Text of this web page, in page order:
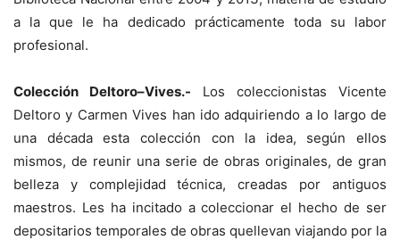
a la que le ha dedicado prácticamente toda su labor
profesional.
Colección Deltoro–Vives.- Los coleccionistas Vicente
Deltoro y Carmen Vives han ido adquiriendo a lo largo de
una década esta colección con la idea, según ellos
mismos, de reunir una serie de obras originales, de gran
belleza y complejidad técnica, creadas por antiguos
maestros. Les ha incitado a coleccionar el hecho de ser
depositarios temporales de obras quellevan viajando por la